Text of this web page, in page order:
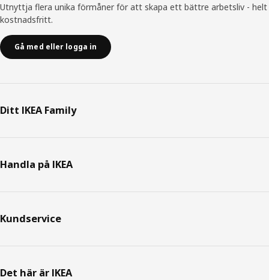
Utnyttja flera unika förmåner för att skapa ett bättre arbetsliv - helt
kostnadsfritt.
Gå med eller logga in
Ditt IKEA Family
Handla på IKEA
Kundservice
Det här är IKEA